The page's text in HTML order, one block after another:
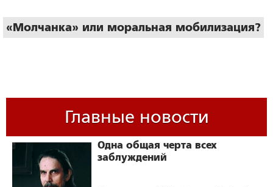
или моральная мобилизация?
Об активизации борьбы с фашизмом
в современных условиях
Главные новости
Одна общая черта всех
заблуждений